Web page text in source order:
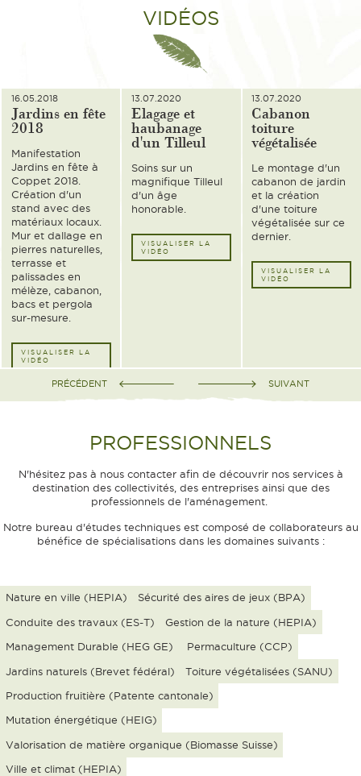
VIDÉOS
16.05.2018
Jardins en fête
2018
Manifestation
Jardins en fête à
Coppet 2018.
Création d'un
stand avec des
matériaux locaux.
Mur et dallage en
pierres naturelles,
terrasse et
palissades en
mélèze, cabanon,
bacs et pergola
sur-mesure.
VISUALISER LA
VIDÉO
13.07.2020
Elagage et
haubanage
d'un Tilleul
Soins sur un
magnifique Tilleul
d'un âge
honorable.
VISUALISER LA
VIDÉO
13.07.2020
Cabanon
toiture
végétalisée
Le montage d'un
cabanon de jardin
et la création
d'une toiture
végétalisée sur ce
dernier.
VISUALISER LA
VIDÉO
PRÉCÉDENT SUIVANT
PROFESSIONNELS
N'hésitez pas à nous contacter afin de découvrir nos services à
destination des collectivités, des entreprises ainsi que des
professionnels de l'aménagement.
Notre bureau d'études techniques est composé de collaborateurs au
bénéfice de spécialisations dans les domaines suivants :
Nature en ville (HEPIA) Sécurité des aires de jeux (BPA)
Conduite des travaux (ES-T) Gestion de la nature (HEPIA)
Management Durable (HEG GE) Permaculture (CCP)
Jardins naturels (Brevet fédéral) Toiture végétalisées (SANU)
Production fruitière (Patente cantonale)
Mutation énergétique (HEIG)
Valorisation de matière organique (Biomasse Suisse)
Ville et climat (HEPIA)